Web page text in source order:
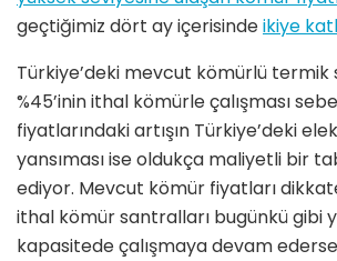
geçtiğimiz dört ay içerisindeikiye
Türkiye’deki mevcut kömürlü termik
%45’inin ithal kömürle çalışması
fiyatlarındaki artışın Türkiye’deki
yansıması ise oldukça maliyetli bir
ediyor. Mevcut kömür fiyatları
ithal kömür santralları bugünkü gibi
kapasitede çalışmaya devam